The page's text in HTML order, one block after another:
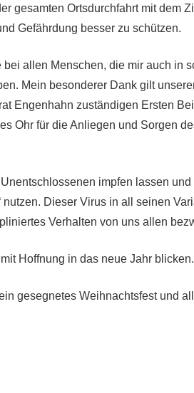
gesamten Ortsdurchfahrt mit dem
Gefährdung besser zu schützen.
allen Menschen, die mir auch in
Mein besonderer Dank gilt
Engenhahn zuständigen Ersten
Ohr für die Anliegen und Sorgen
impfen lassen
Dieser Virus in all seinen
Verhalten von uns allen
Hoffnung in das neue Jahr blicken.
gesegnetes Weihnachtsfest und